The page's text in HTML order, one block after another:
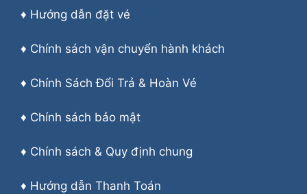
♦ Hướng dẫn đặt vé
♦ Chính sách vận chuyển hành khách
♦ Chính Sách Đổi Trả & Hoàn Vé
♦ Chính sách bảo mật
♦ Chính sách & Quy định chung
♦ Hướng dẫn Thanh Toán